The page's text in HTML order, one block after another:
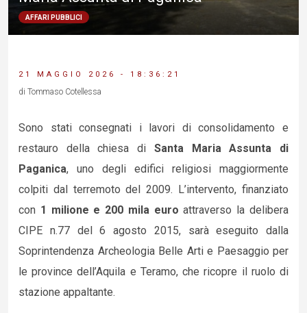
AFFARI PUBBLICI
21 MAGGIO 2026 - 18:36:21
di Tommaso Cotellessa
Sono stati consegnati i lavori di consolidamento e
restauro della chiesa di Santa Maria Assunta di
Paganica, uno degli edifici religiosi maggiormente
colpiti dal terremoto del 2009. L’intervento, finanziato
con 1 milione e 200 mila euroattraverso la delibera
CIPE n.77 del 6 agosto 2015, sarà eseguito dalla
Soprintendenza Archeologia Belle Arti e Paesaggio per
le province dell’Aquila e Teramo, che ricopre il ruolo di
stazione appaltante.